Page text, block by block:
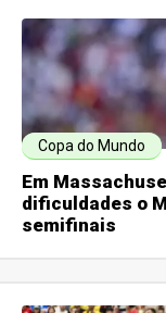
Copa do Mundo
Em
dificuldades o
semifinais